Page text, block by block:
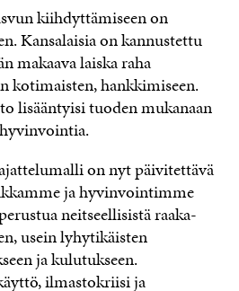
kiihdyttämiseen on
Kansalaisia on kannustettu
makaava laiska raha
kotimaisten, hankkimiseen.
lisääntyisi tuoden mukanaan
on nyt päivitettävä
ja hyvinvointimme
neitseellisistä raaka-
usein lyhytikäisten
ja kulutukseen.
ilmastokriisi ja